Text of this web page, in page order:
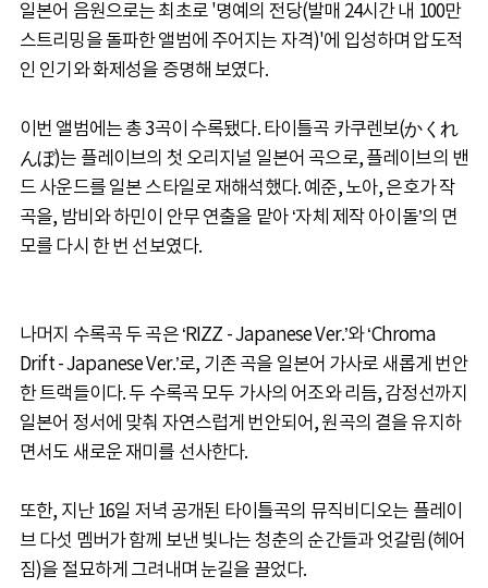
일본어 음원으로는 최초로 '명예의 전당(발매 24시간 내 100만
스트리밍을 돌파한 앨범에 주어지는 자격)'에 입성하며 압도적
인 인기와 화제성을 증명해 보였다.
이번 앨범에는 총 3곡이 수록됐다. 타이틀곡 카쿠렌보(かくれ
んぼ)는 플레이브의 첫 오리지널 일본어 곡으로, 플레이브의 밴
드 사운드를 일본 스타일로 재해석했다. 예준, 노아, 은호가 작
곡을, 밤비와 하민이 안무 연출을 맡아 ‘자체 제작 아이돌’의 면
모를 다시 한 번 선보였다.
나머지 수록곡 두 곡은 ‘RIZZ - Japanese Ver.’와 ‘Chroma
Drift - Japanese Ver.’로, 기존 곡을 일본어 가사로 새롭게 번안
한 트랙들이다. 두 수록곡 모두 가사의 어조와 리듬, 감정선까지
일본어 정서에 맞춰 자연스럽게 번안되어, 원곡의 결을 유지하
면서도 새로운 재미를 선사한다.
또한, 지난 16일 저녁 공개된 타이틀곡의 뮤직비디오는 플레이
브 다섯 멤버가 함께 보낸 빛나는 청춘의 순간들과 엇갈림(헤어
짐)을 절묘하게 그려내며 눈길을 끌었다.